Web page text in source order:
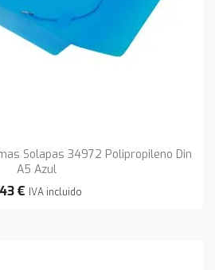
Solapas 34972 Polipropileno Din
A5 Azul
€ IVA incluido